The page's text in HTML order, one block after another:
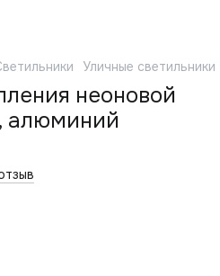
Уличные светильники
неоновой
алюминий